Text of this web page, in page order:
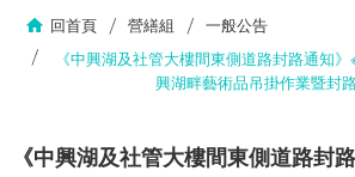
回首頁 營繕組
一般公告
《中興湖及社管大樓間東側道路封路通知
興湖畔藝術品吊掛作業暨封
《中興湖及社管大樓間東側道路封